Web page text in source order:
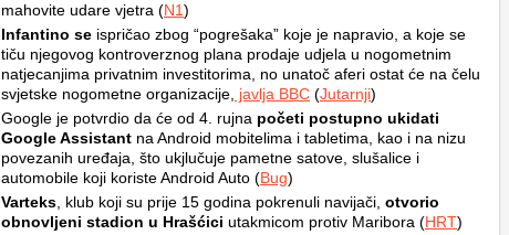
mahovite udare vjetra (N1)
Infantino se ispričao zbog “pogrešaka” koje je napravio, a koje se
tiču njegovog kontroverznog plana prodaje udjela u nogometnim
natjecanjima privatnim investitorima, no unatoč aferi ostat će na čelu
svjetske nogometne organizacije, javlja BBC (Jutarnji)
Google je potvrdio da će od 4. rujna početi postupno ukidati
Google Assistant na Android mobitelima i tabletima, kao i na nizu
povezanih uređaja, što ukjlučuje pametne satove, slušalice i
automobile koji koriste Android Auto (Bug)
Varteks , klub koji su prije 15 godina pokrenuli navijači, otvorio
obnovljeni stadion u Hrašćici utakmicom protiv Maribora (HRT)